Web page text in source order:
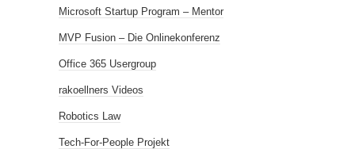
Microsoft Startup Program – Mentor
MVP Fusion – Die Onlinekonferenz
Office 365 Usergroup
rakoellners Videos
Robotics Law
Tech-For-People Projekt